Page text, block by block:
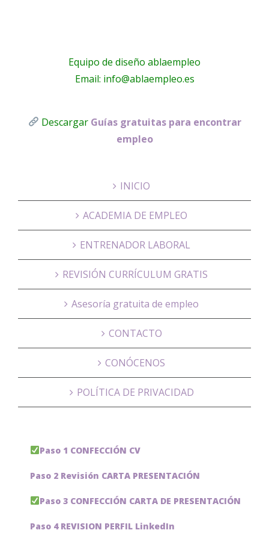
Equipo de diseño ablaempleo
Email: info@ablaempleo.es
Descargar Guías gratuitas para encontrar
empleo
INICIO
ACADEMIA DE EMPLEO
ENTRENADOR LABORAL
REVISIÓN CURRÍCULUM GRATIS
Asesoría gratuita de empleo
CONTACTO
CONÓCENOS
POLÍTICA DE PRIVACIDAD
Paso 1 CONFECCIÓN CV
Paso 2 Revisión CARTA PRESENTACIÓN
Paso 3 CONFECCIÓN CARTA DE PRESENTACIÓN
Paso 4 REVISION PERFIL LinkedIn